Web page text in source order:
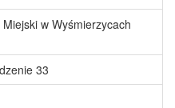
Miejski w Wyśmierzycach
33